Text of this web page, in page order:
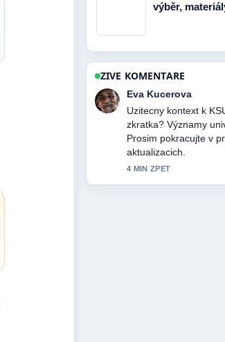
výběr,
ZIVE KOMENTARE
David Vesely
Pokryti tematu HBO
v zahraničí, ceny...
snadno se sleduje.
6 MIN ZPET